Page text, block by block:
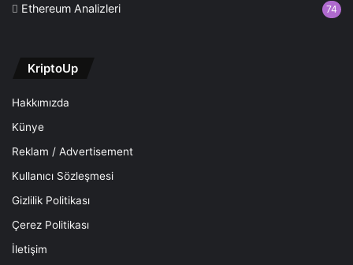
Ethereum Analizleri 74
KriptoUp
Hakkımızda
Künye
Reklam / Advertisement
Kullanıcı Sözleşmesi
Gizlilik Politikası
Çerez Politikası
İletişim